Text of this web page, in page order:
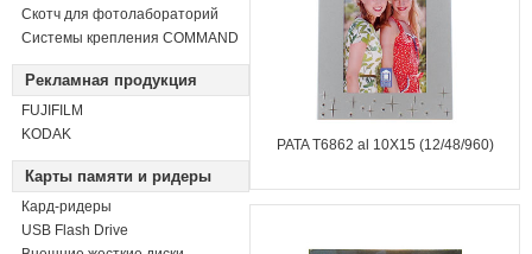
Скотч для фотолабораторий
Системы крепления COMMAND
Рекламная продукция
FUJIFILM
KODAK
Карты памяти и ридеры
Кард-ридеры
USB Flash Drive
PATA T6862 al 10X15 (12/48/960)